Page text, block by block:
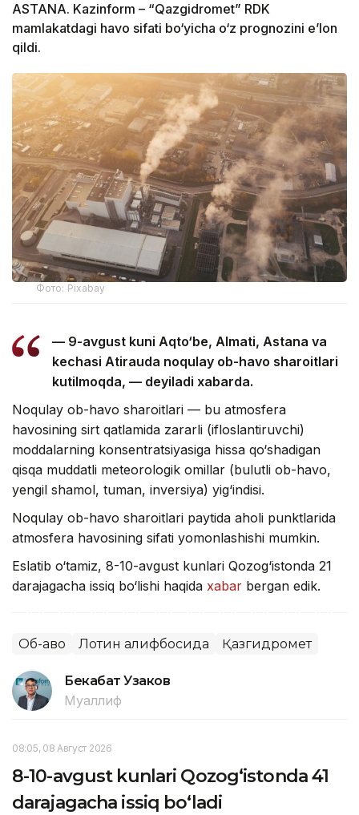
ASTANA. Kazinform – “Qazgidromet” RDK
mamlakatdagi havo sifati bo‘yicha o‘z prognozini e’lon
qildi.
Фото: Pixabay
— 9-avgust kuni Aqto‘be, Almati, Astana va
kechasi Atirauda noqulay ob-havo sharoitlari
kutilmoqda, — deyiladi xabarda.
Noqulay ob-havo sharoitlari — bu atmosfera
havosining sirt qatlamida zararli (ifloslantiruvchi)
moddalarning konsentratsiyasiga hissa qo‘shadigan
qisqa muddatli meteorologik omillar (bulutli ob-havo,
yengil shamol, tuman, inversiya) yig‘indisi.
Noqulay ob-havo sharoitlari paytida aholi punktlarida
atmosfera havosining sifati yomonlashishi mumkin.
Eslatib o‘tamiz, 8-10-avgust kunlari Qozog‘istonda 21
darajagacha issiq bo‘lishi haqida xabar bergan edik.
Об-ҳаво Лотин алифбосида Қазгидромет
Бекабат Узаков
Муаллиф
08:05, 08 Август 2026
8-10-avgust kunlari Qozog‘istonda 41
darajagacha issiq bo‘ladi